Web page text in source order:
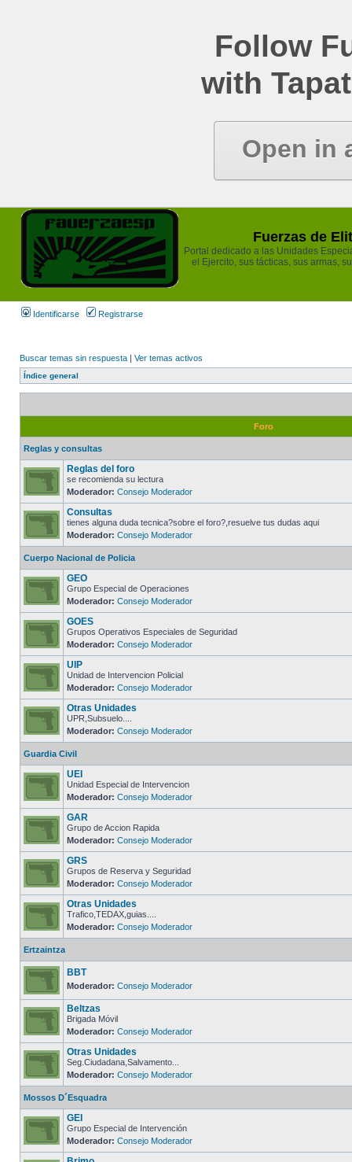
Follow
with
Open in
Fuerzas de
Portal dedicado a las Unidades
el Ejercito, sus tácticas, sus armas,
Identificarse Registrarse
Buscar temas sin respuesta | Ver temas activos
Índice general
Foro
Reglas y consultas
Reglas del foro
se recomienda su lectura
Moderador: Consejo Moderador
Consultas
tienes alguna duda tecnica?sobre el foro?,resuelve tus dudas aqui
Moderador: Consejo Moderador
Cuerpo Nacional de Policia
GEO
Grupo Especial de Operaciones
Moderador: Consejo Moderador
GOES
Grupos Operativos Especiales de Seguridad
Moderador: Consejo Moderador
UIP
Unidad de Intervencion Policial
Moderador: Consejo Moderador
Otras Unidades
UPR,Subsuelo....
Moderador: Consejo Moderador
Guardia Civil
UEI
Unidad Especial de Intervencion
Moderador: Consejo Moderador
GAR
Grupo de Accion Rapida
Moderador: Consejo Moderador
GRS
Grupos de Reserva y Seguridad
Moderador: Consejo Moderador
Otras Unidades
Trafico,TEDAX,guias....
Moderador: Consejo Moderador
Ertzaintza
BBT
Moderador: Consejo Moderador
Beltzas
Brigada Móvil
Moderador: Consejo Moderador
Otras Unidades
Seg.Ciudadana,Salvamento...
Moderador: Consejo Moderador
Mossos D´Esquadra
GEI
Grupo Especial de Intervención
Moderador: Consejo Moderador